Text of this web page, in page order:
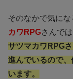
そのなかで気にな
カワRPGさんで
サツマカワRPG
進んでいるので
います。